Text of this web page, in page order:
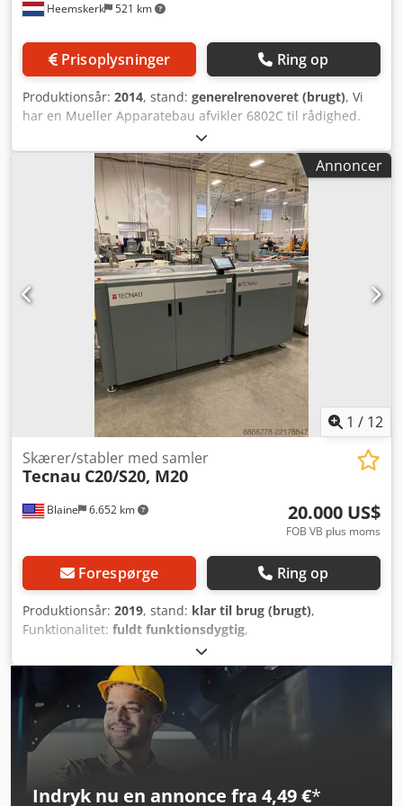
Heemskerk 521 km
Prisoplysninger Ring op
Produktionsår: 2014, stand: generelrenoveret (brugt), Vi
har en Mueller Apparatebau afvikler 6802C til rådighed.
Csdpfshd Nxvox Agqeha Maskinen er fuldstændig
renoveret og klar til øjeblikkelig brug i din produktion.
Annoncer
1 / 12
Blaine 6.652 km
Skærer/stabler med samler
Tecnau C20/S20, M20
20.000 US$
FOB VB plus moms
Forespørge Ring op
Produktionsår: 2019, stand: klar til brug (brugt),
Funktionalitet: fuldt funktionsdygtig,
C201149/S201126, M201150
Denne Tecnau C20/S20-skære- og stablemaskine fra 2019,
udstyret med M20-samlemodul, er i fremragende stand og
klar til brug i produktionen. Den er for nylig blevet taget ud
af drift hos en bank, hvor den var omfattet af en fuld
serviceaftale. Cedpfjzf Na Ujx Agqsha
Indryk nu en annonce fra 4,49 €*